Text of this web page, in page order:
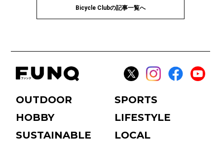
Bicycle Clubの記事一覧へ
OUTDOOR
SPORTS
HOBBY
LIFESTYLE
SUSTAINABLE
LOCAL